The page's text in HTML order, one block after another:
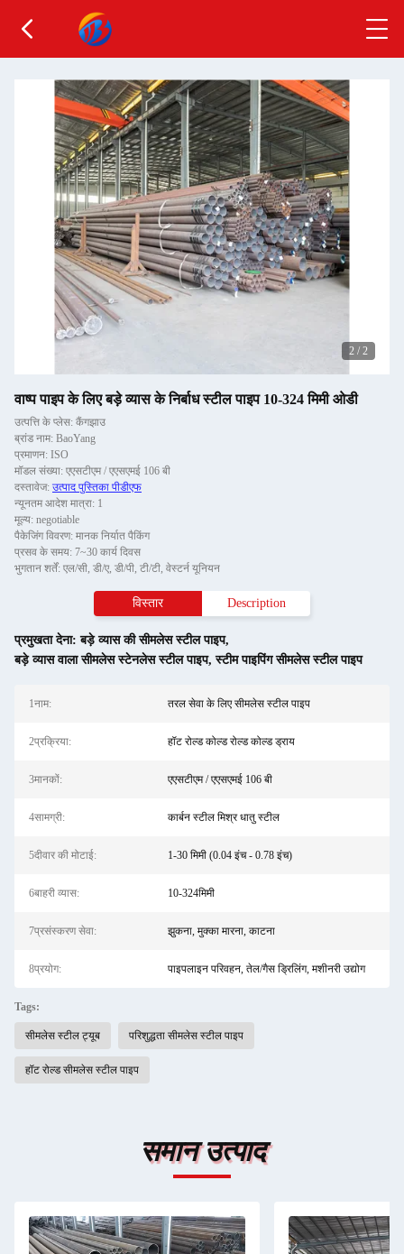
2 / 2
वाष्प पाइप के लिए बड़े व्यास के निर्बाध स्टील पाइप 10-324 मिमी ओडी
उत्पत्ति के प्लेस: कैंगझाउ
ब्रांड नाम: BaoYang
प्रमाणन: ISO
मॉडल संख्या: एएसटीएम / एएसएमई 106 बी
दस्तावेज: उत्पाद पुस्तिका पीडीएफ
न्यूनतम आदेश मात्रा: 1
मूल्य: negotiable
पैकेजिंग विवरण: मानक निर्यात पैकिंग
प्रसव के समय: 7~30 कार्य दिवस
भुगतान शर्तें: एल/सी, डी/ए, डी/पी, टी/टी, वेस्टर्न यूनियन
विस्तार Description
प्रमुखता देना:बड़े व्यास की सीमलेस स्टील पाइप,
बड़े व्यास वाला सीमलेस स्टेनलेस स्टील पाइप,स्टीम पाइपिंग सीमलेस स्टील पाइप
1नाम: तरल सेवा के लिए सीमलेस स्टील पाइप
2प्रक्रिया: हॉट रोल्ड कोल्ड रोल्ड कोल्ड ड्राय
3मानकों: एएसटीएम / एएसएमई 106 बी
4सामग्री: कार्बन स्टील मिश्र धातु स्टील
5दीवार की मोटाई: 1-30 मिमी (0.04 इंच - 0.78 इंच)
6बाहरी व्यास: 10-324मिमी
7प्रसंस्करण सेवा: झुकना, मुक्का मारना, काटना
8प्रयोग: पाइपलाइन परिवहन, तेल/गैस ड्रिलिंग, मशीनरी उद्योग
Tags:
सीमलेस स्टील ट्यूब परिशुद्धता सीमलेस स्टील पाइप
हॉट रोल्ड सीमलेस स्टील पाइप
समान उत्पाद